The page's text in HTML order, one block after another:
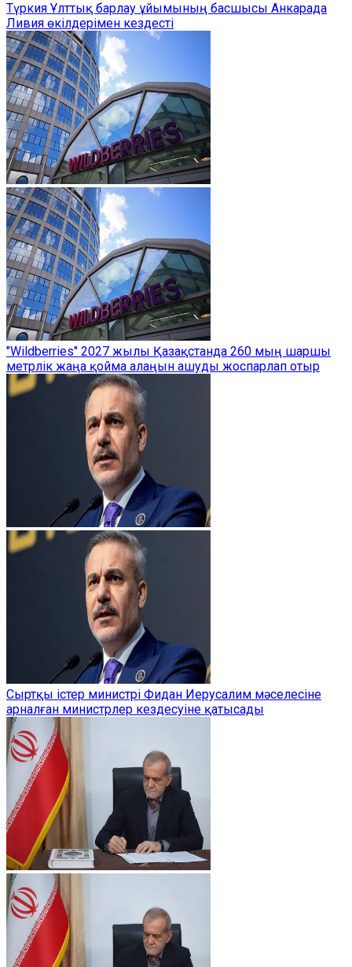
Түркия Ұлттық барлау ұйымының басшысы Анкарада
Ливия өкілдерімен кездесті
"Wildberries" 2027 жылы Қазақстанда 260 мың шаршы
метрлік жаңа қойма алаңын ашуды жоспарлап отыр
Сыртқы істер министрі Фидан Иерусалим мәселесіне
арналған министрлер кездесуіне қатысады